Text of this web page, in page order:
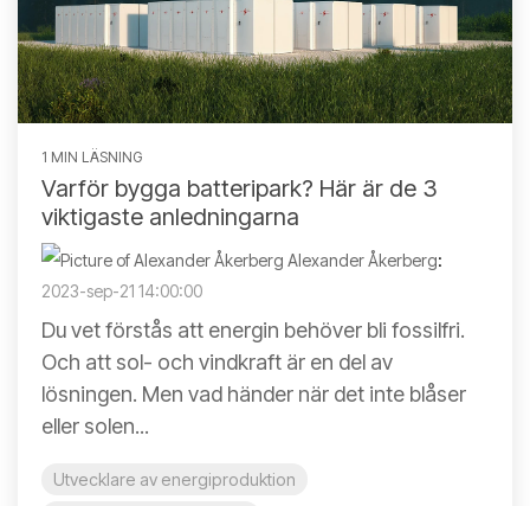
1 MIN LÄSNING
Varför bygga batteripark? Här är de 3
viktigaste anledningarna
Alexander Åkerberg:
2023-sep-21 14:00:00
Du vet förstås att energin behöver bli fossilfri.
Och att sol- och vindkraft är en del av
lösningen. Men vad händer när det inte blåser
eller solen...
Utvecklare av energiproduktion